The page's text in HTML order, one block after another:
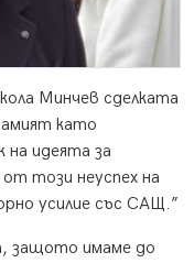
Минчев сделката
като
на идеята за
този неуспех на
усилие със САЩ.”
защото имаме до